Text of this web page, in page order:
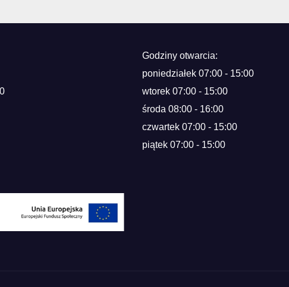
Godziny otwarcia:
poniedziałek 07:00 - 15:00
wtorek 07:00 - 15:00
środa 08:00 - 16:00
czwartek 07:00 - 15:00
piątek 07:00 - 15:00